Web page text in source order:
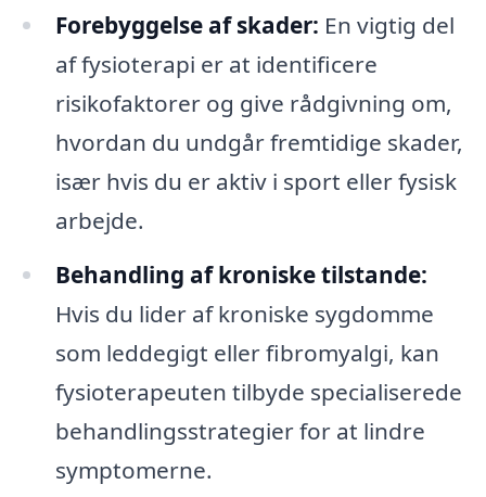
Forebyggelse af skader: En vigtig del
af fysioterapi er at identificere
risikofaktorer og give rådgivning om,
hvordan du undgår fremtidige skader,
især hvis du er aktiv i sport eller fysisk
arbejde.
Behandling af kroniske tilstande:
Hvis du lider af kroniske sygdomme
som leddegigt eller fibromyalgi, kan
fysioterapeuten tilbyde specialiserede
behandlingsstrategier for at lindre
symptomerne.